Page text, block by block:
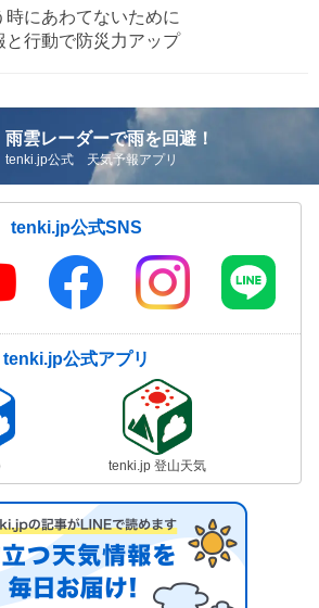
時にあわてないために
と行動で防災力アップ
雨雲レーダーで雨を回避！
tenki.jp公式 天気予報アプリ
tenki.jp公式SNS
tenki.jp公式アプリ
tenki.jp 登山天気